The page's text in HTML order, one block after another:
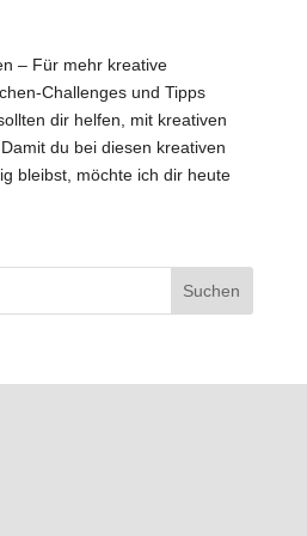
– Für mehr kreative
Challenges und Tipps
dir helfen, mit kreativen
du bei diesen kreativen
bleibst, möchte ich dir heute